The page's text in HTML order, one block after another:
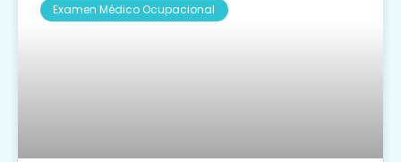
Examen Médico Ocupacional